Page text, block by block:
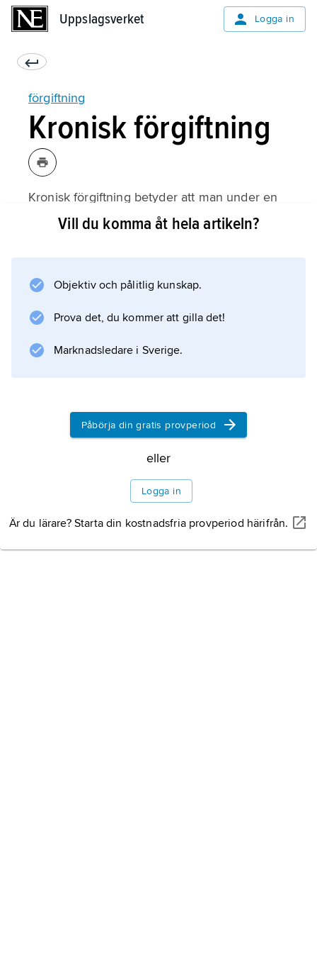
Uppslagsverket Logga in
förgiftning
Kronisk förgiftning
Kronisk förgiftning betyder att man under en
längre tid får i sig små mängder gift flera
samlas därför i kroppens fett. Tungmetaller
binds vid proteiner och benvävnad och
Vill du komma åt hela artikeln?
Objektiv och pålitlig kunskap.
Prova det, du kommer att gilla det!
Marknadsledare i Sverige.
Påbörja din gratis provperiod
eller
Logga in
Är du lärare? Starta din kostnadsfria provperiod härifrån.